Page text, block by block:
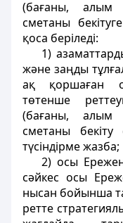
(бағаны, алым
сметаны
қоса беріледі:
1)
және заңды
ақ қоршаған
төтенше
(бағаны, алым
сметаны бекіту
түсіндірме жазба;
2) осы
сәйкес осы
нысан бойынша
ретте